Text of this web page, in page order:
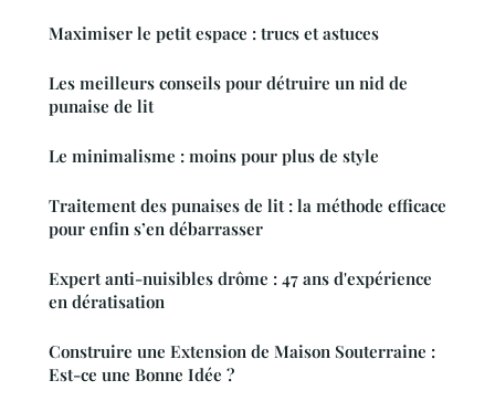
Maximiser le petit espace : trucs et astuces
Les meilleurs conseils pour détruire un nid de
punaise de lit
Le minimalisme : moins pour plus de style
Traitement des punaises de lit : la méthode efficace
pour enfin s’en débarrasser
Expert anti-nuisibles drôme : 47 ans d'expérience
en dératisation
Construire une Extension de Maison Souterraine :
Est-ce une Bonne Idée ?